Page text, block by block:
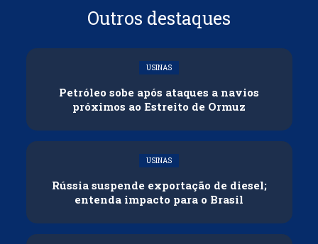
Outros destaques
USINAS
Petróleo sobe após ataques a navios
próximos ao Estreito de Ormuz
USINAS
Rússia suspende exportação de diesel;
entenda impacto para o Brasil